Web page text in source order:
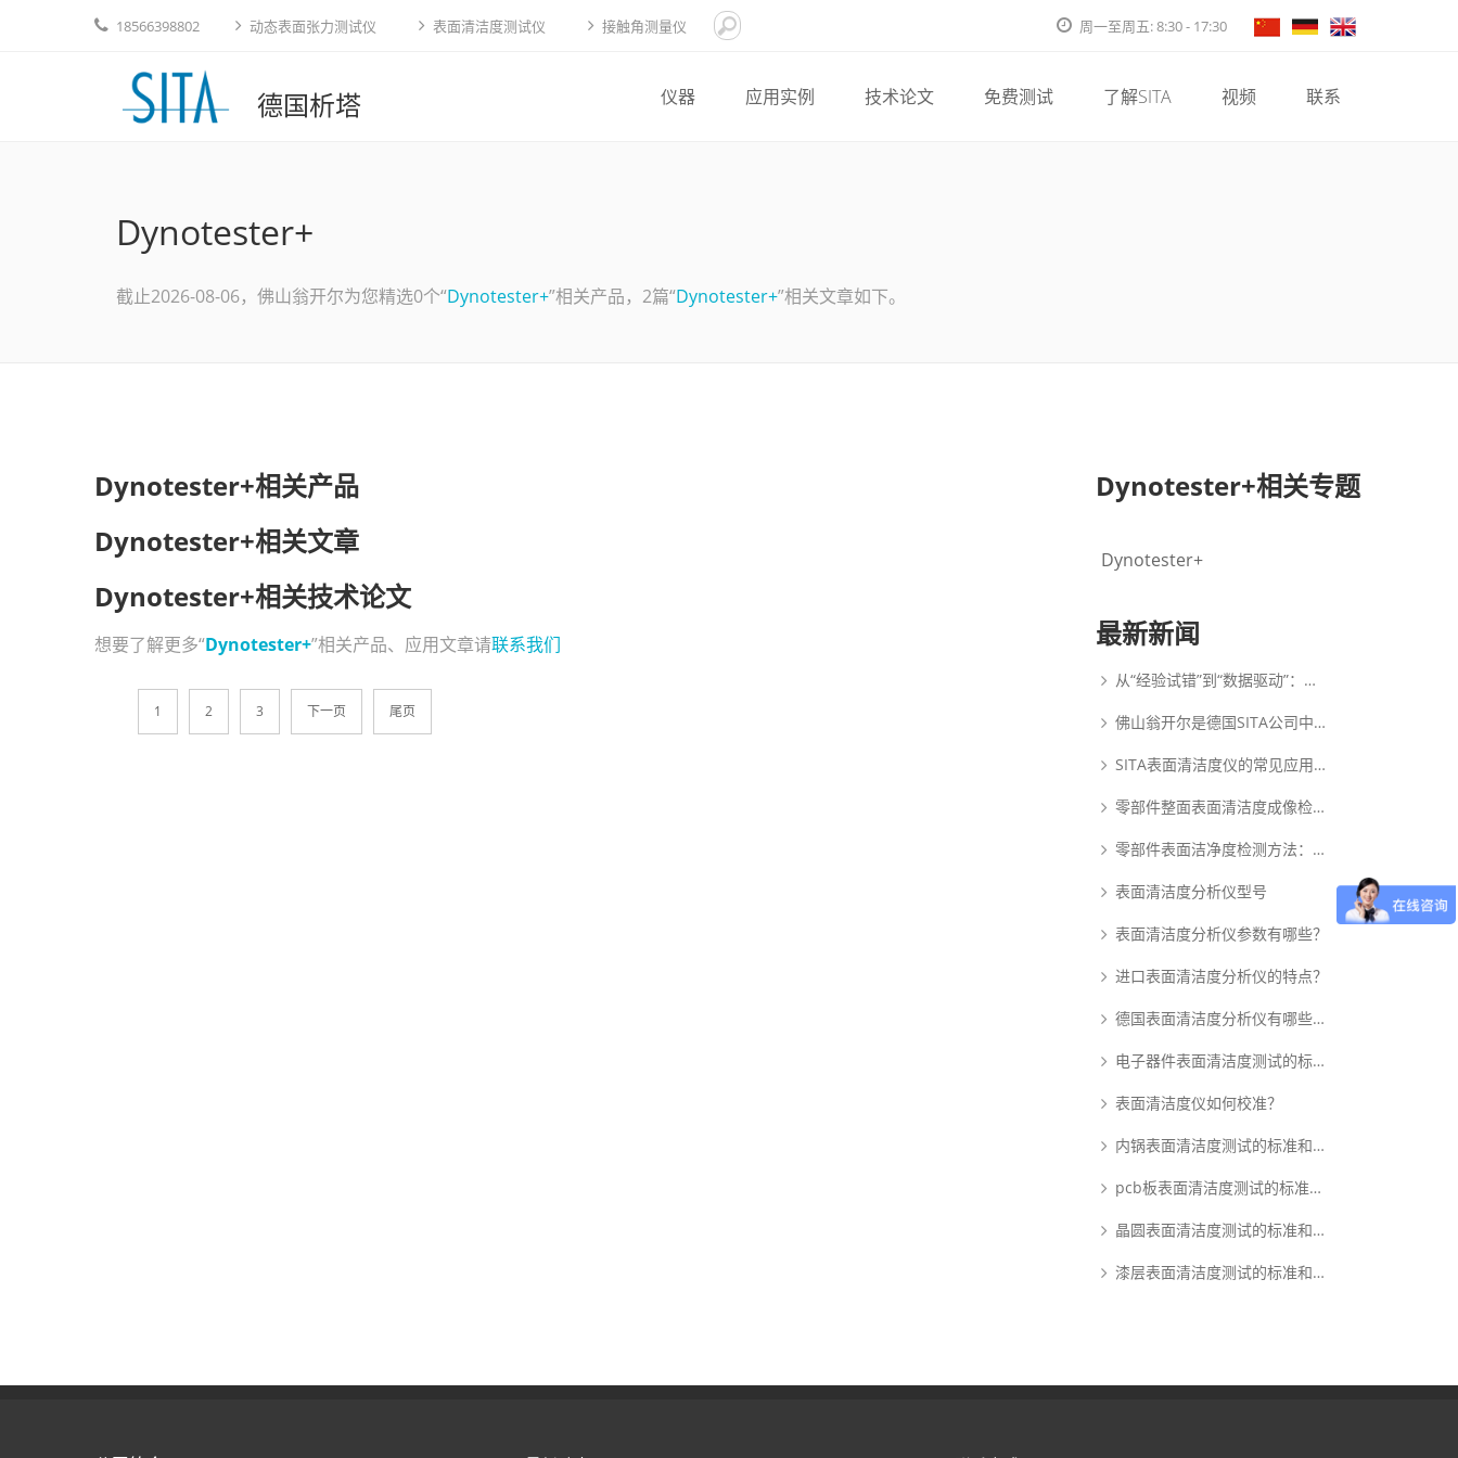
18566398802 动态表面张力测试仪 表面清洁度测试仪 接触角测量仪 周一至周五: 8:30 - 17:30
德国析塔 仪器 应用实例 技术论文 免费测试 了解SITA 视频 联系
Dynotester+
截止2026-08-06，佛山翁开尔为您精选0个“Dynotester+”相关产品，2篇“Dynotester+”相关文章如下。
Dynotester+相关产品
Dynotester+相关文章
Dynotester+相关技术论文
想要了解更多“Dynotester+”相关产品、应用文章请联系我们
1 2 3 下一页 尾页
Dynotester+相关专题
Dynotester+
最新新闻
从“经验试错”到“数据驱动”：动态表面张力如何重塑PDLC涂布工艺逻辑
佛山翁开尔是德国SITA公司中国核心代理商
SITA表面清洁度仪的常见应用范围
零部件整面表面清洁度成像检测系统：析塔SITA FluoVision Qube
零部件表面洁净度检测方法：析塔清洁度检测仪
表面清洁度分析仪型号
表面清洁度分析仪参数有哪些？
进口表面清洁度分析仪的特点？
德国表面清洁度分析仪有哪些优点？
电子器件表面清洁度测试的标准和原理是什么？
表面清洁度仪如何校准？
内锅表面清洁度测试的标准和原理是什么？
pcb板表面清洁度测试的标准和原理是什么？
晶圆表面清洁度测试的标准和原理是什么？
漆层表面清洁度测试的标准和原理是什么？